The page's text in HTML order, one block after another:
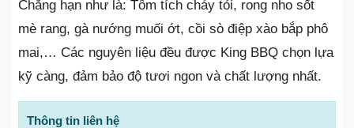
Chẳng hạn như là: Tôm tích cháy tỏi, rong nho sốt
mè rang, gà nướng muối ớt, cồi sò điệp xào bắp phô
mai,… Các nguyên liệu đều được King BBQ chọn lựa
kỹ càng, đảm bảo độ tươi ngon và chất lượng nhất.
Thông tin liên hệ